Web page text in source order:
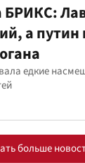
а путин
едкие
больше